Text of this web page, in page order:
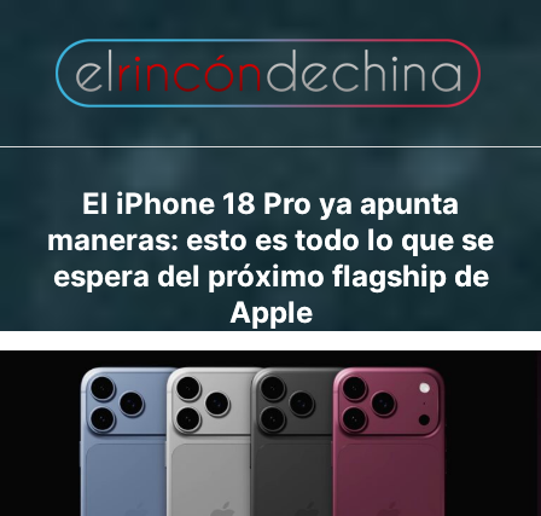
contenido
El iPhone 18 Pro ya apunta
maneras: esto es todo lo que se
espera del próximo flagship de
Apple